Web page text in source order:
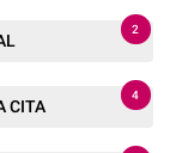
2
CITA
4